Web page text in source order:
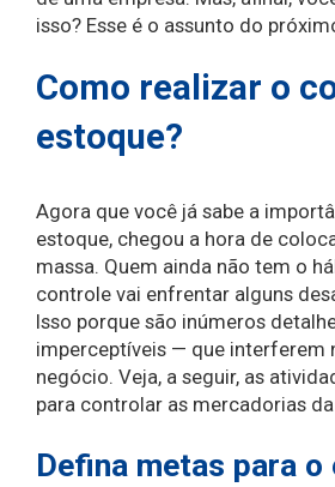
isso? Esse é o assunto do
Como realizar o
estoque?
Agora que você já sabe a
estoque, chegou a hora de
massa. Quem ainda não tem o
controle vai enfrentar alguns
Isso porque são inúmeros
imperceptíveis — que interferem
negócio. Veja, a seguir, as
para controlar as mercadorias
Defina metas para o